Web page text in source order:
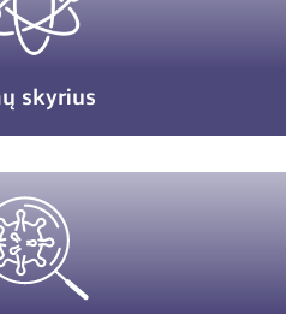
bei asociacijose
skyrius